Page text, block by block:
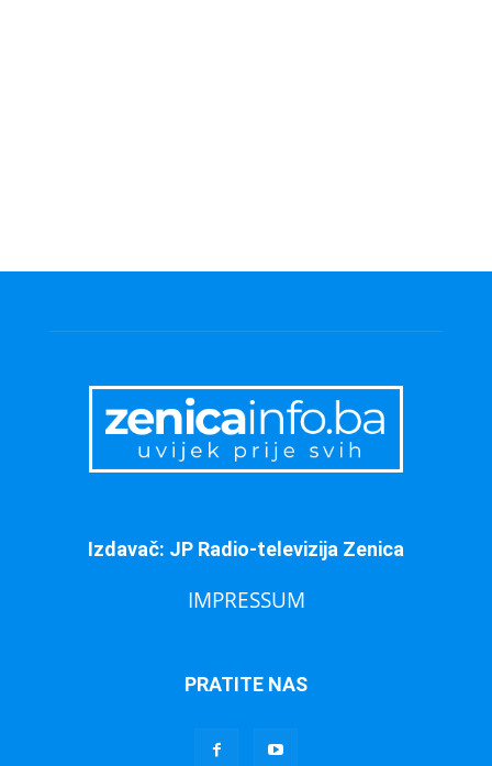
Izdavač: JP Radio-televizija Zenica
IMPRESSUM
PRATITE NAS